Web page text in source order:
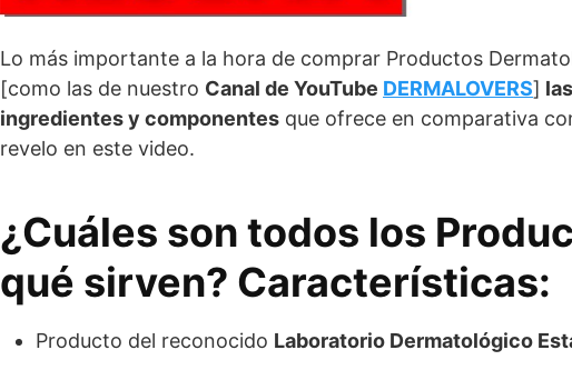
Lo más importante a la hora de comprar Productos
[como las de nuestro Canal de YouTube DERMALOVERS]
ingredientes y componentes que ofrece en comparativa
revelo en este video.
¿Cuáles son todos los
qué sirven? Características:
Producto del reconocido Laboratorio Dermatológico